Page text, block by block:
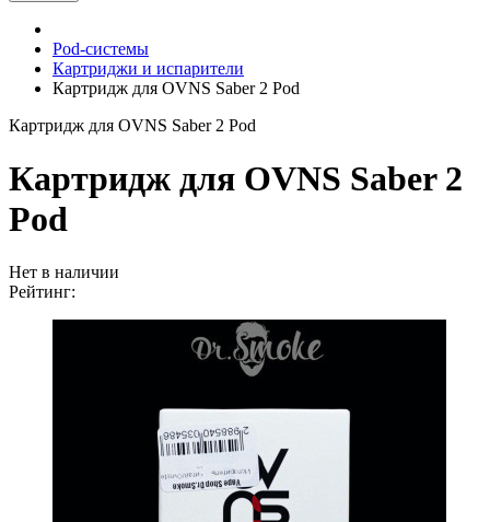
Pod-системы
Картриджи и испарители
Картридж для OVNS Saber 2 Pod
Картридж для OVNS Saber 2 Pod
Картридж для OVNS Saber 2
Pod
Нет в наличии
Рейтинг: